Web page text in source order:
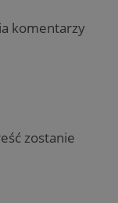
komentarzy
zostanie